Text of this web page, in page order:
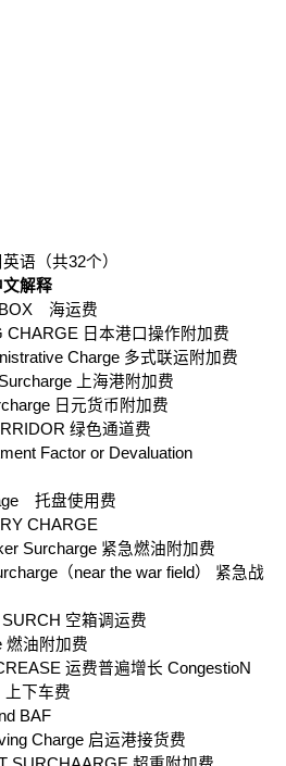
语（共32个）
解释
　海运费
日本港口操作附加费
Charge 多式联运附加费
上海港附加费
日元货币附加费
绿色通道费
Factor or Devaluation
　托盘使用费
CHARGE
Surcharge 紧急燃油附加费
（near the war field） 紧急战
空箱调运费
油附加费
运费普遍增长 CongestioN
下车费
BAF
Charge 启运港接货费